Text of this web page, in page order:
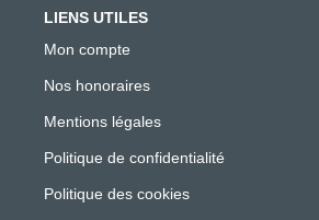
LIENS UTILES
Mon compte
Nos honoraires
Mentions légales
Politique de confidentialité
Politique des cookies